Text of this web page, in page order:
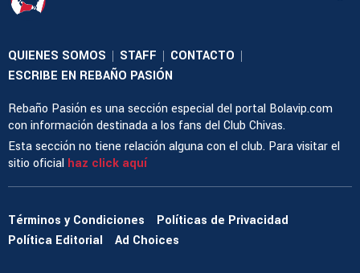
QUIENES SOMOS | STAFF | CONTACTO |
ESCRIBE EN REBAÑO PASIÓN
Rebaño Pasión es una sección especial del portal Bolavip.com
con información destinada a los fans del Club Chivas.
Esta sección no tiene relación alguna con el club. Para visitar el
sitio oficial haz click aquí
Términos y Condiciones
Políticas de Privacidad
Política Editorial
Ad Choices